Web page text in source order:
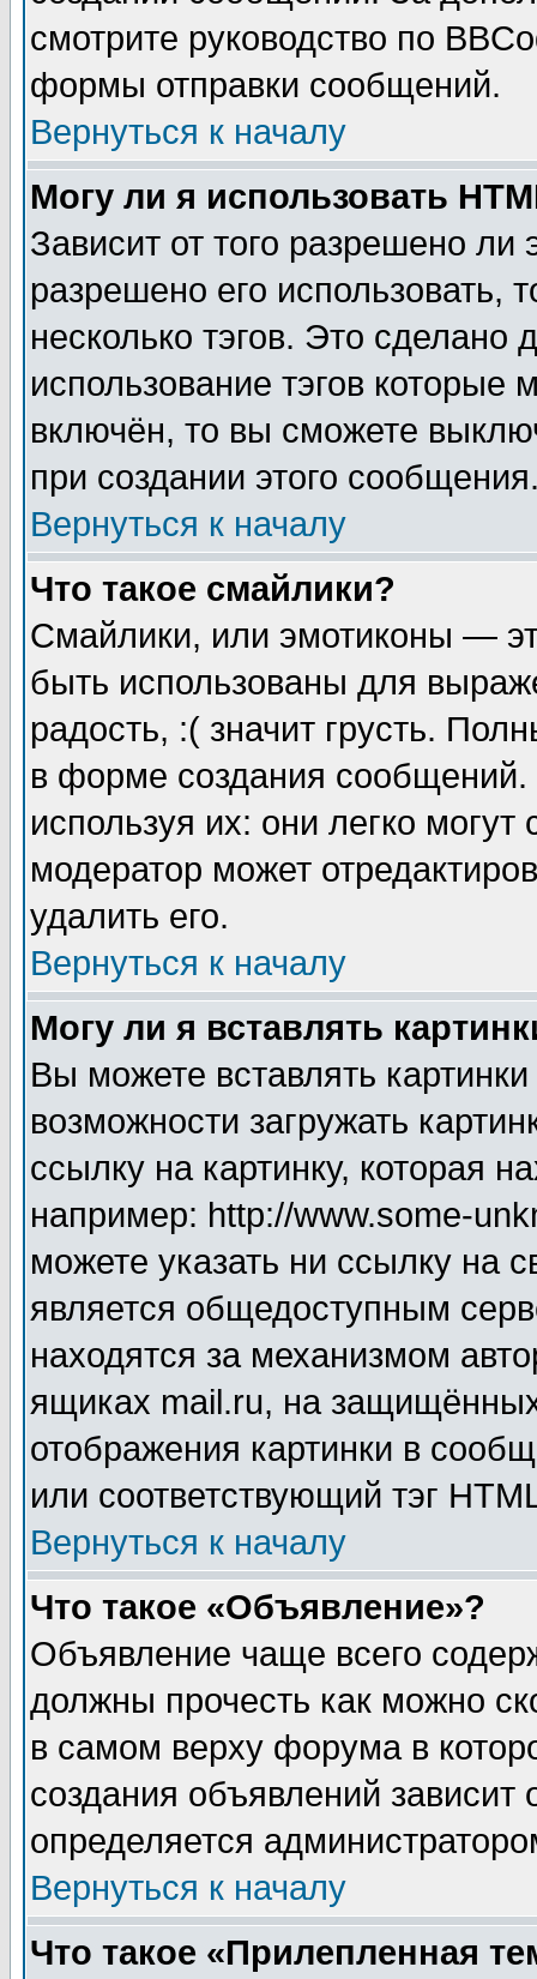
смотрите руководство по
формы отправки сообщений.
Вернуться к началу
Могу ли я использовать
Зависит от того разрешено
разрешено его использовать,
несколько тэгов. Это сделано
использование тэгов
включён, то вы сможете
при создании этого
Вернуться к началу
Что такое смайлики?
Смайлики, или эмотиконы —
быть использованы для
радость, :( значит грусть.
в форме создания сообщений.
используя их: они легко
модератор может
удалить его.
Вернуться к началу
Могу ли я вставлять
Вы можете вставлять
возможности загружать
ссылку на картинку, которая
например: http://www.some-
можете указать ни ссылку на
является общедоступным
находятся за механизмом
ящиках mail.ru, на
отображения картинки в
или соответствующий тэг
Вернуться к началу
Что такое «Объявление»?
Объявление чаще всего
должны прочесть как можно
в самом верху форума в
создания объявлений зависит
определяется
Вернуться к началу
Что такое «Прилепленная